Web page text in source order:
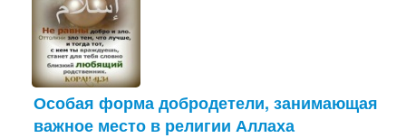
Особая форма добродетели, занимающая
важное место в религии Аллаха